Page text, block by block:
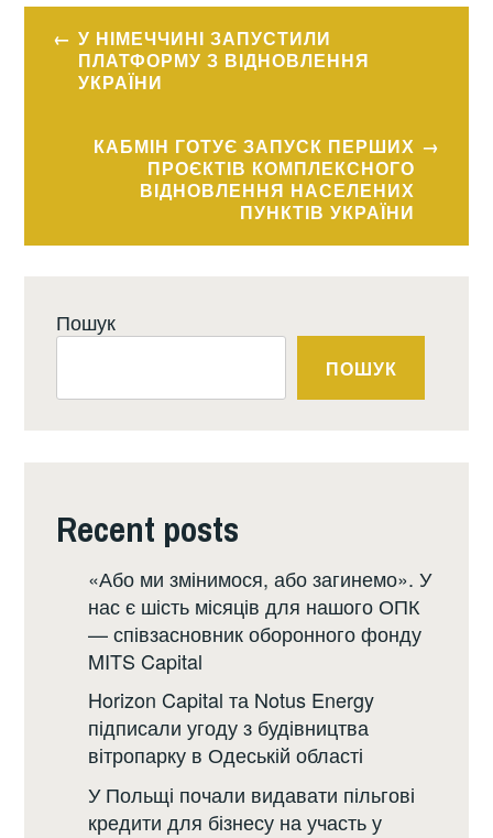
Навігація
записів
У НІМЕЧЧИНІ ЗАПУСТИЛИ
ПЛАТФОРМУ З ВІДНОВЛЕННЯ
УКРАЇНИ
КАБМІН ГОТУЄ ЗАПУСК ПЕРШИХ
ПРОЄКТІВ КОМПЛЕКСНОГО
ВІДНОВЛЕННЯ НАСЕЛЕНИХ
ПУНКТІВ УКРАЇНИ
Пошук
ПОШУК
Recent posts
«Або ми змінимося, або загинемо». У
нас є шість місяців для нашого ОПК
— співзасновник оборонного фонду
MITS Capital
Horizon Capital та Notus Energy
підписали угоду з будівництва
вітропарку в Одеській області
У Польщі почали видавати пільгові
кредити для бізнесу на участь у